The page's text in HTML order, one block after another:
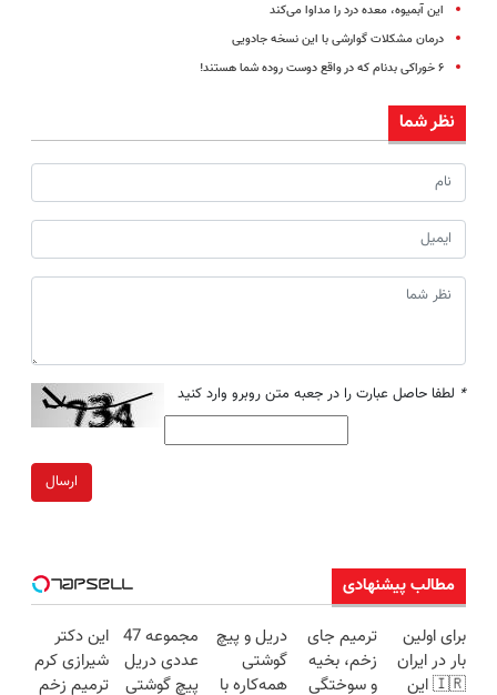
این آبمیوه، معده درد را مداوا می‌کند
درمان مشکلات گوارشی با این نسخه جادویی
۶ خوراکی بدنام که در واقع دوست روده شما هستند!
نظر شما
* لطفا حاصل عبارت را در جعبه متن روبرو وارد کنید
ارسال
مطالب پیشنهادی
برای اولین
بار در ایران
🇮🇷 این
ترمیم جای
زخم، بخیه
و سوختگی
دریل و پیچ
گوشتی
همه‌کاره با
مجموعه 47
عددی دریل
پیچ گوشتی
این دکتر
شیرازی کرم
ترمیم زخم